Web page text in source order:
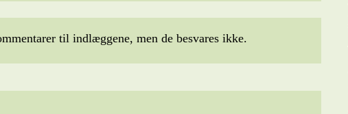
til indlæggene, men de besvares ikke.